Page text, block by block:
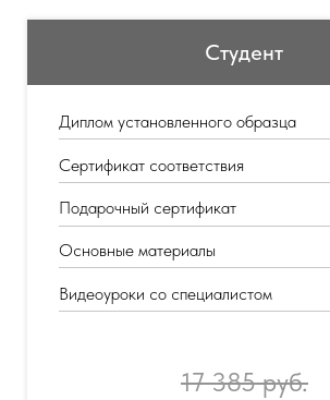
17 385 руб.
Диплом установленного образца
Сертификат соответствия
Подарочный сертификат
Основные материалы
Видеоуроки со специалистом
Студент